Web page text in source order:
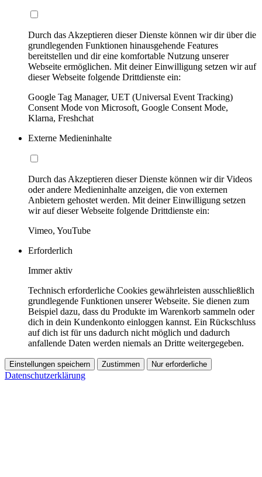
Durch das Akzeptieren dieser Dienste können wir dir über die
grundlegenden Funktionen hinausgehende Features
bereitstellen und dir eine komfortable Nutzung unserer
Webseite ermöglichen. Mit deiner Einwilligung setzen wir auf
dieser Webseite folgende Drittdienste ein:
Google Tag Manager, UET (Universal Event Tracking)
Consent Mode von Microsoft, Google Consent Mode,
Klarna, Freshchat
Externe Medieninhalte
Durch das Akzeptieren dieser Dienste können wir dir Videos
oder andere Medieninhalte anzeigen, die von externen
Anbietern gehostet werden. Mit deiner Einwilligung setzen
wir auf dieser Webseite folgende Drittdienste ein:
Vimeo, YouTube
Erforderlich
Immer aktiv
Technisch erforderliche Cookies gewährleisten ausschließlich
grundlegende Funktionen unserer Webseite. Sie dienen zum
Beispiel dazu, dass du Produkte im Warenkorb sammeln oder
dich in dein Kundenkonto einloggen kannst. Ein Rückschluss
auf dich ist für uns dadurch nicht möglich und dadurch
anfallende Daten werden niemals an Dritte weitergegeben.
Einstellungen speichern Zustimmen Nur erforderliche
Datenschutzerklärung